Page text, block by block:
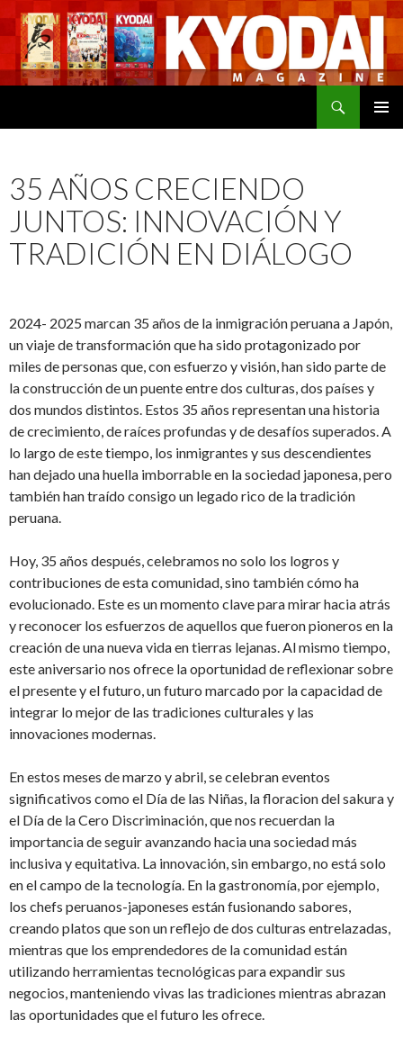
35 AÑOS CRECIENDO
JUNTOS: INNOVACIÓN Y
TRADICIÓN EN DIÁLOGO
2024- 2025 marcan 35 años de la inmigración peruana a Japón,
un viaje de transformación que ha sido protagonizado por
miles de personas que, con esfuerzo y visión, han sido parte de
la construcción de un puente entre dos culturas, dos países y
dos mundos distintos. Estos 35 años representan una historia
de crecimiento, de raíces profundas y de desafíos superados. A
lo largo de este tiempo, los inmigrantes y sus descendientes
han dejado una huella imborrable en la sociedad japonesa, pero
también han traído consigo un legado rico de la tradición
peruana.
Hoy, 35 años después, celebramos no solo los logros y
contribuciones de esta comunidad, sino también cómo ha
evolucionado. Este es un momento clave para mirar hacia atrás
y reconocer los esfuerzos de aquellos que fueron pioneros en la
creación de una nueva vida en tierras lejanas. Al mismo tiempo,
este aniversario nos ofrece la oportunidad de reflexionar sobre
el presente y el futuro, un futuro marcado por la capacidad de
integrar lo mejor de las tradiciones culturales y las
innovaciones modernas.
En estos meses de marzo y abril, se celebran eventos
significativos como el Día de las Niñas, la floracion del sakura y
el Día de la Cero Discriminación, que nos recuerdan la
importancia de seguir avanzando hacia una sociedad más
inclusiva y equitativa. La innovación, sin embargo, no está solo
en el campo de la tecnología. En la gastronomía, por ejemplo,
los chefs peruanos-japoneses están fusionando sabores,
creando platos que son un reflejo de dos culturas entrelazadas,
mientras que los emprendedores de la comunidad están
utilizando herramientas tecnológicas para expandir sus
negocios, manteniendo vivas las tradiciones mientras abrazan
las oportunidades que el futuro les ofrece.